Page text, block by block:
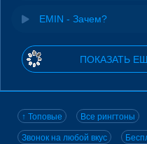
EMIN - Зачем?
ПОКАЗАТЬ
↑ Топовые Все рингтоны
Звонок на любой вкус